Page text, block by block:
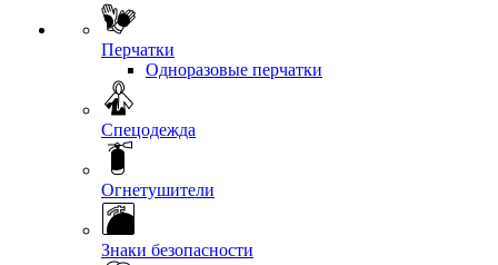
Перчатки
Одноразовые перчатки
Спецодежда
Огнетушители
Знаки безопасности